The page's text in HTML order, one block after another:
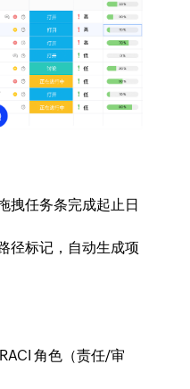
拽任务条完成起止日
径标记，自动生成项
角色（责任/审